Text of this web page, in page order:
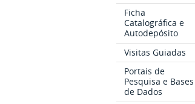
Ficha
Catalográfica e
Autodepósito
Visitas Guiadas
Portais de
Pesquisa e Bases
de Dados